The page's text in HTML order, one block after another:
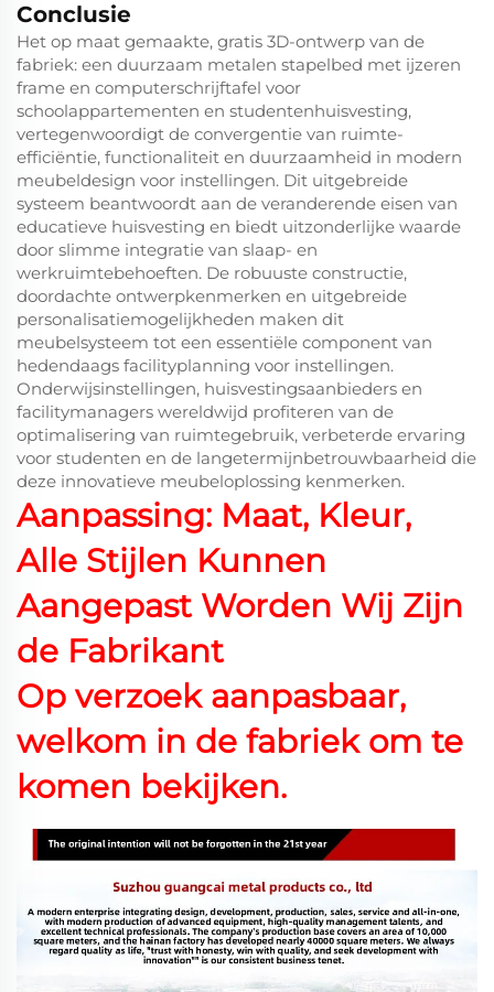
Conclusie
Het op maat gemaakte, gratis 3D-ontwerp van de
fabriek: een duurzaam metalen stapelbed met ijzeren
frame en computerschrijftafel voor
schoolappartementen en studentenhuisvesting,
vertegenwoordigt de convergentie van ruimte-
efficiëntie, functionaliteit en duurzaamheid in modern
meubeldesign voor instellingen. Dit uitgebreide
systeem beantwoordt aan de veranderende eisen van
educatieve huisvesting en biedt uitzonderlijke waarde
door slimme integratie van slaap- en
werkruimtebehoeften. De robuuste constructie,
doordachte ontwerpkenmerken en uitgebreide
personalisatiemogelijkheden maken dit
meubelsysteem tot een essentiële component van
hedendaags facilityplanning voor instellingen.
Onderwijsinstellingen, huisvestingsaanbieders en
facilitymanagers wereldwijd profiteren van de
optimalisering van ruimtegebruik, verbeterde ervaring
voor studenten en de langetermijnbetrouwbaarheid die
deze innovatieve meubeloplossing kenmerken.
Aanpassing: Maat, Kleur,
Alle Stijlen Kunnen
Aangepast Worden Wij Zijn
de Fabrikant
Op verzoek aanpasbaar,
welkom in de fabriek om te
komen bekijken.